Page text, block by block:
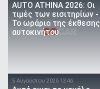
AUTO ATHINA 2026: Οι
τιμές των εισιτηρίων -
Το ωράριο της έκθεσης
αυτοκινήτου
5 Αυγούστου 2026 13:46